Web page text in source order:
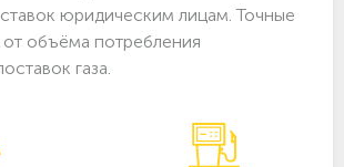
юридическим лицам. Точные
от объёма потребления
газа.